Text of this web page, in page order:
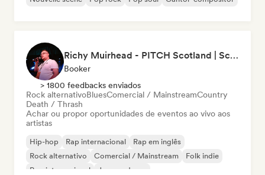
Richy Muirhead - PITCH Scotland | Scottish Alternative Music Awards (SAMA)
Booker
> 1800 feedbacks enviados
Rock alternativoBluesComercial / MainstreamCountry
Death / Thrash
Achar ou propor oportunidades de eventos ao vivo aos
artistas
Hip-hop Rap internacional
Rap em inglês
Rock alternativo
Comercial / Mainstream
Folk indie
Pop internacional
Jazz moderno